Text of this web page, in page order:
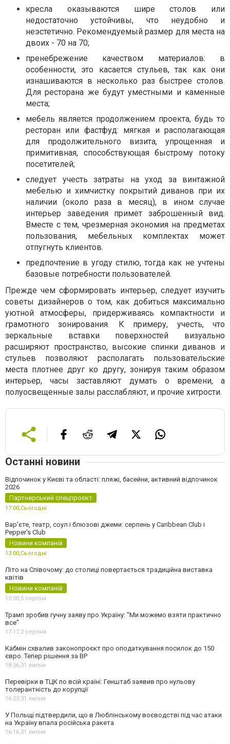
кресла оказываются шире столов или
недостаточно устойчивы, что неудобно и
неэстетично. Рекомендуемый размер для места на
двоих - 70 на 70;
пренебрежение качеством материалов: в
особенности, это касается стульев, так как они
изнашиваются в несколько раз быстрее столов.
Для ресторана же будут уместными и каменные
места;
мебель является продолжением проекта, будь то
ресторан или фастфуд: мягкая и располагающая
для продолжительного визита, упрощенная и
примитивная, способствующая быстрому потоку
посетителей;
следует учесть затраты на уход за винтажной
мебелью и химчистку покрытий диванов при их
наличии (около раза в месяц), в ином случае
интерьер заведения примет заброшенный вид.
Вместе с тем, чрезмерная экономия на предметах
пользования, мебельных комплектах может
отпугнуть клиентов.
предпочтение в угоду стилю, тогда как не учтены
базовые потребности пользователей.
Прежде чем сформировать интерьер, следует изучить
советы дизайнеров о том, как добиться максимально
уютной атмосферы, придерживаясь компактности и
грамотного зонирования. К примеру, учесть, что
зеркальные вставки поверхностей визуально
расширяют пространство, высокие спинки диванов и
стульев позволяют располагать пользовательские
места плотнее друг ко другу, зонируя таким образом
интерьер, часы заставляют думать о времени, а
полуосвещенные залы расслабляют, и прочие хитрости.
Останні новини
Відпочинок у Києві та області: пляжі, басейни, активний відпочинок
2026
Партнерський спецпроєкт
17:00,Сьогодні
Вар’єте, театр, соул і блюзові джеми: серпень у Caribbean Club і
Pepper's Club
Новини компаній
13:00,Сьогодні
Літо на Співочому: до столиці повертається традиційна виставка
квітів
Новини компаній
15:00,5 серпня
Трамп зробив гучну заяву про Україну: "Ми можемо взяти практично
все"
17:17,2 серпня
Кабмін схвалив законопроєкт про оподаткування посилок до 150
євро. Тепер рішення за ВР
18:56,31 липня
Перевірки в ТЦК по всій країні: Генштаб заявив про нульову
толерантність до корупції
16:23,31 липня
У Польщі підтвердили, що в Люблінському воєводстві під час атаки
на Україну впала російська ракета
16:16,31 липня